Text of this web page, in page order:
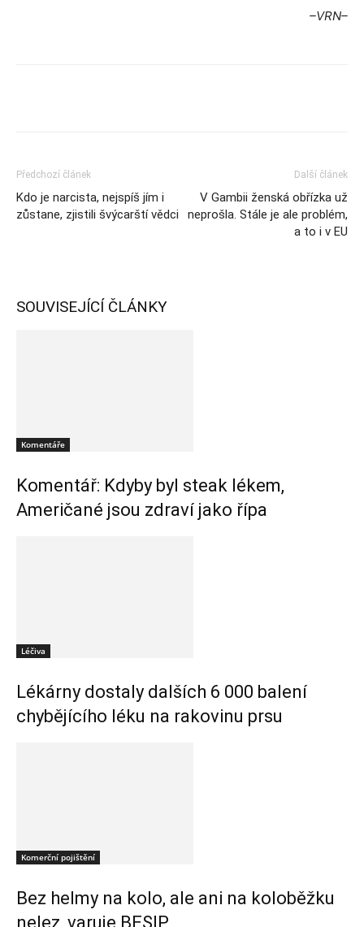
–VRN–
Předchozí článek
Kdo je narcista, nejspíš jím i
zůstane, zjistili švýcarští vědci
Další článek
V Gambii ženská obřízka už
neprošla. Stále je ale problém,
a to i v EU
SOUVISEJÍCÍ ČLÁNKY
Komentáře
Komentář: Kdyby byl steak lékem,
Američané jsou zdraví jako řípa
Léčiva
Lékárny dostaly dalších 6 000 balení
chybějícího léku na rakovinu prsu
Komerční pojištění
Bez helmy na kolo, ale ani na koloběžku
nelez, varuje BESIP